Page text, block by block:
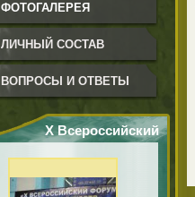
ФОТОГАЛЕРЕЯ
ЛИЧНЫЙ СОСТАВ
ВОПРОСЫ И ОТВЕТЫ
Х Всероссийский